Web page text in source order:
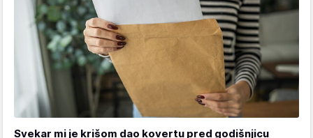
Svekar mi je krišom dao kovertu pred godišnjicu